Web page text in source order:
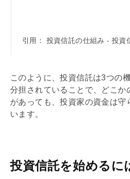
引用： 投資信託の仕組み - 投資
このように、投資信託は3つの
分担されていることで、どこか
があっても、投資家の資金は守
います。
投資信託を始めるに